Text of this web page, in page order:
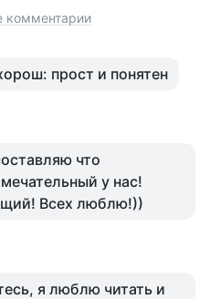
комментарии
прост и понятен
что
у нас!
Всех люблю!))
я люблю читать и